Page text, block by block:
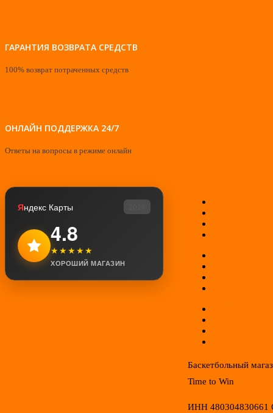
ГАРАНТИЯ ВОЗВРАТА СРЕДСТВ
100% возврат потраченных средств
ОНЛАЙН ПОДДЕРЖКА 24/7
Ответы на вопросы в режиме онлайн
Яндекс Карты
4.8
★★★★★
ХОРОШИЙ МАГАЗИН
Баскетбольный
Time to Win
ИНН 480304830661